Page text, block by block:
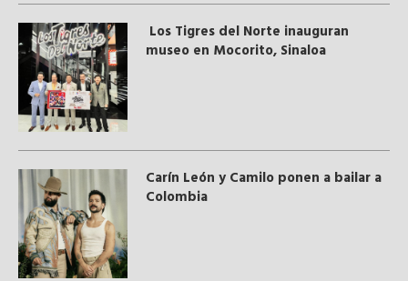
Los Tigres del Norte inauguran
museo en Mocorito, Sinaloa
Carín León y Camilo ponen a bailar a
Colombia